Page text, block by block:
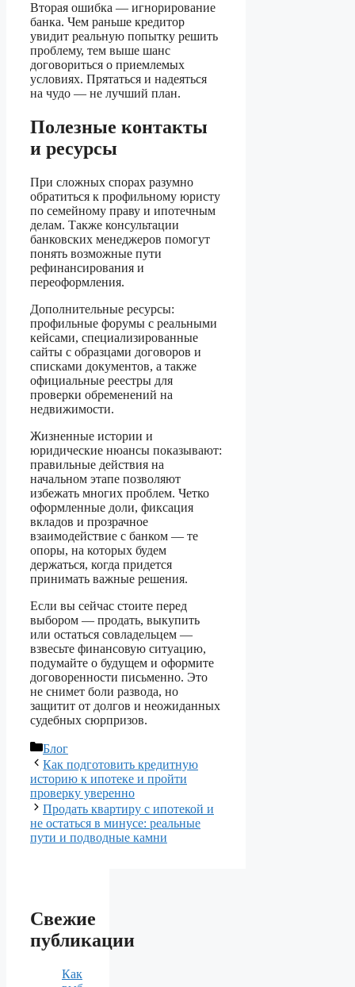
Вторая ошибка — игнорирование
банка. Чем раньше кредитор
увидит реальную попытку решить
проблему, тем выше шанс
договориться о приемлемых
условиях. Прятаться и надеяться
на чудо — не лучший план.
Полезные контакты
и ресурсы
При сложных спорах разумно
обратиться к профильному юристу
по семейному праву и ипотечным
делам. Также консультации
банковских менеджеров помогут
понять возможные пути
рефинансирования и
переоформления.
Дополнительные ресурсы:
профильные форумы с реальными
кейсами, специализированные
сайты с образцами договоров и
списками документов, а также
официальные реестры для
проверки обременений на
недвижимости.
Жизненные истории и
юридические нюансы показывают:
правильные действия на
начальном этапе позволяют
избежать многих проблем. Четко
оформленные доли, фиксация
вкладов и прозрачное
взаимодействие с банком — те
опоры, на которых будем
держаться, когда придется
принимать важные решения.
Если вы сейчас стоите перед
выбором — продать, выкупить
или остаться совладельцем —
взвесьте финансовую ситуацию,
подумайте о будущем и оформите
договоренности письменно. Это
не снимет боли развода, но
защитит от долгов и неожиданных
судебных сюрпризов.
Рубрики
Блог
Как подготовить кредитную
историю к ипотеке и пройти
проверку уверенно
Продать квартиру с ипотекой и
не остаться в минусе: реальные
пути и подводные камни
Свежие
публикации
Как